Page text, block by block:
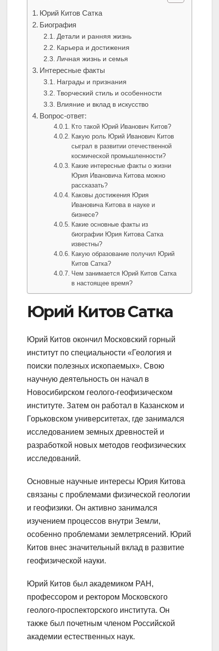
Юрий Китов Сатка
Биография
Детали и ранняя жизнь
Карьера и достижения
Личная жизнь и семья
Интересные факты
Награды и признания
Творческий стиль и особенности
Влияние и вклад в искусство
Вопрос-ответ:
Кто такой Юрий Иванович Китов?
Какую роль Юрий Иванович Китов
сыграл в развитии отечественной
космической промышленности?
Какие интересные факты о жизни
Юрия Ивановича Китова можно
рассказать?
Каковы достижения Юрия
Ивановича Китова в науке и
бизнесе?
Какие основные факты из
биографии Юрия Китова Сатка
известны?
Какую образование получил Юрий
Китов Сатка?
Чем занимается Юрий Китов Сатка
в настоящее время?
Юрий Китов Сатка
Юрий Китов окончил Московский горный
институт по специальности «Геология и
поиски полезных ископаемых». Свою
научную деятельность он начал в
Новосибирском геолого-геофизическом
институте. Затем он работал в Казанском и
Горьковском университетах, где занимался
исследованием земных древностей и
разработкой новых методов геофизических
исследований.
Основные научные интересы Юрия Китова
связаны с проблемами физической геологии
и геофизики. Он активно занимался
изучением процессов внутри Земли,
особенно проблемами землетрясений. Юрий
Китов внес значительный вклад в развитие
геофизической науки.
Юрий Китов был академиком РАН,
профессором и ректором Московского
геолого-проспекторского института. Он
также был почетным членом Российской
академии естественных наук.